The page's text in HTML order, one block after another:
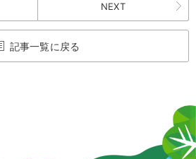
NEXT
記事一覧に戻る